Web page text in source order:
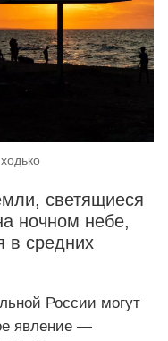
светящиеся
ночном небе,
в средних
России могут
явление —